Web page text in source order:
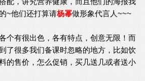
~他们还打算请杨幂做形象代言人~~~
个有很出色，各有特点，创意无限！而
了很多我们备课时忽略的地方，比如饮
的售价，怎么促销，买几送几或者送小